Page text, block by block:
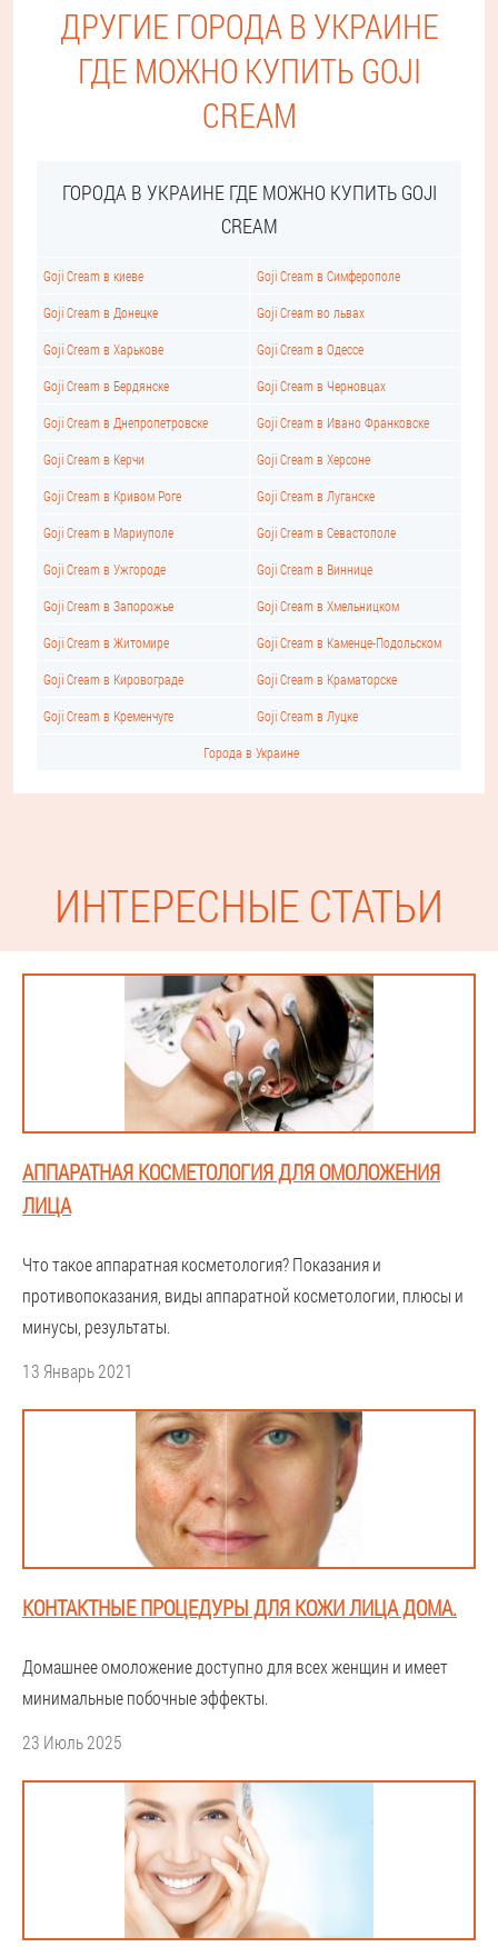
ДРУГИЕ ГОРОДА В УКРАИНЕ
ГДЕ МОЖНО КУПИТЬ GOJI
CREAM
ГОРОДА В УКРАИНЕ ГДЕ МОЖНО КУПИТЬ GOJI
CREAM
Goji Cream в киеве Goji Cream в Симферополе
Goji Cream в Донецке Goji Cream во львах
Goji Cream в Харькове Goji Cream в Одессе
Goji Cream в Бердянске Goji Cream в Черновцах
Goji Cream в Днепропетровске Goji Cream в Ивано Франковске
Goji Cream в Керчи Goji Cream в Херсоне
Goji Cream в Кривом Роге Goji Cream в Луганске
Goji Cream в Мариуполе Goji Cream в Севастополе
Goji Cream в Ужгороде Goji Cream в Виннице
Goji Cream в Запорожье Goji Cream в Хмельницком
Goji Cream в Житомире Goji Cream в Каменце-Подольском
Goji Cream в Кировограде Goji Cream в Краматорске
Goji Cream в Кременчуге Goji Cream в Луцке
Города в Украине
ИНТЕРЕСНЫЕ СТАТЬИ
АППАРАТНАЯ КОСМЕТОЛОГИЯ ДЛЯ ОМОЛОЖЕНИЯ
ЛИЦА
Что такое аппаратная косметология? Показания и
противопоказания, виды аппаратной косметологии, плюсы и
минусы, результаты.
13 Январь 2021
КОНТАКТНЫЕ ПРОЦЕДУРЫ ДЛЯ КОЖИ ЛИЦА ДОМА.
Домашнее омоложение доступно для всех женщин и имеет
минимальные побочные эффекты.
23 Июль 2025